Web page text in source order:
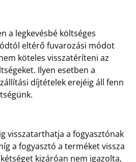
a legkevésbé költséges
eltérő fuvarozási módot
köteles visszatéríteni az
Ilyen esetben a
díjtételek erejéig áll fenn
visszatarthatja a fogyasztónak
a fogyasztó a terméket vissza
kizáróan nem igazolta,